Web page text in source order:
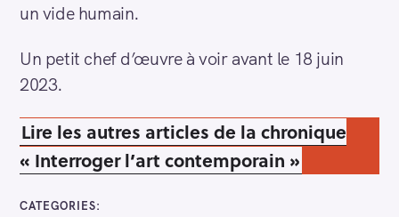
un vide humain.
Un petit chef d’œuvre à voir avant le 18 juin
2023.
Lire les autres articles de la chronique
« Interroger l’art contemporain »
CATEGORIES